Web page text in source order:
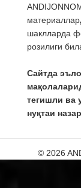
шаклларда
розилиги
Сайтда
тегишли ва
нуқтаи
© 2026